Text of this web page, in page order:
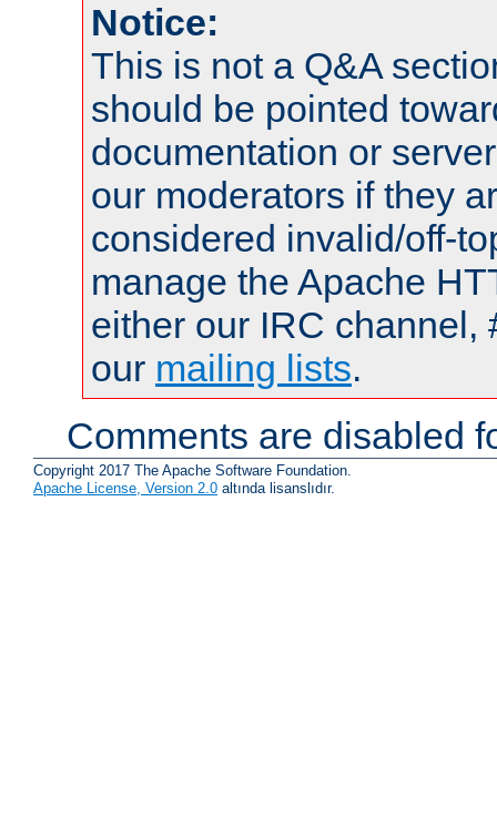
Notice:
This is not a Q&A
should be pointed
documentation or
our moderators if they
considered invalid/off-
manage the Apache
either our IRC channel,
our mailing lists.
Comments are disabled
Copyright 2017 The Apache Software Foundation.
Apache License, Version 2.0 altında lisanslıdır.